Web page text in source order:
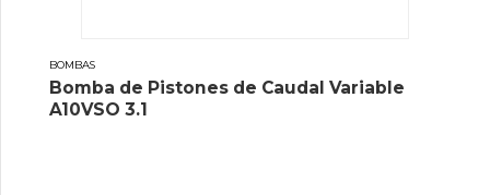
BOMBAS
Bomba de Pistones de Caudal Variable
A10VSO 3.1